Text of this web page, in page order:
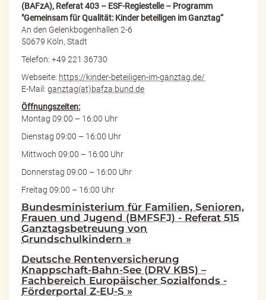
(BAFzA), Referat 403 – ESF-Regiestelle – Programm
"Gemeinsam für Qualität: Kinder beteiligen im Ganztag“
An den Gelenkbogenhallen 2-6
50679 Köln, Stadt
Telefon: +49 221 36730
Webseite: https://kinder-beteiligen-im-ganztag.de/
E-Mail: ganztag(at)bafza.bund.de
Öffnungszeiten:
Montag 09:00 – 16:00 Uhr
Dienstag 09:00 – 16:00 Uhr
Mittwoch 09:00 – 16:00 Uhr
Donnerstag 09:00 – 16:00 Uhr
Freitag 09:00 – 16:00 Uhr
Bundesministerium für Familien, Senioren,
Frauen und Jugend (BMFSFJ) - Referat 515
Ganztagsbetreuung von
Grundschulkindern »
Deutsche Rentenversicherung
Knappschaft-Bahn-See (DRV KBS) –
Fachbereich Europäischer Sozialfonds -
Förderportal Z-EU-S »